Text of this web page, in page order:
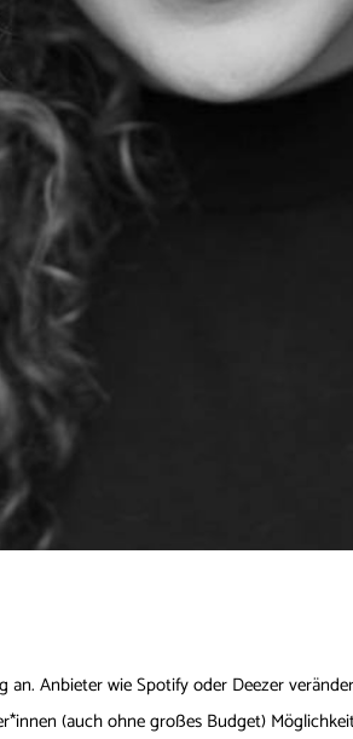
Anbieter wie Spotify oder Deezer
(auch ohne großes Budget)